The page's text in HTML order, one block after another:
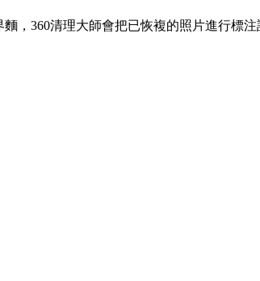
，360清理大師會把已恢複的照片進行標